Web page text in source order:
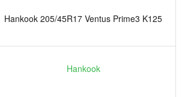
Hankook 205/45R17 Ventus Prime3 K125
Hankook